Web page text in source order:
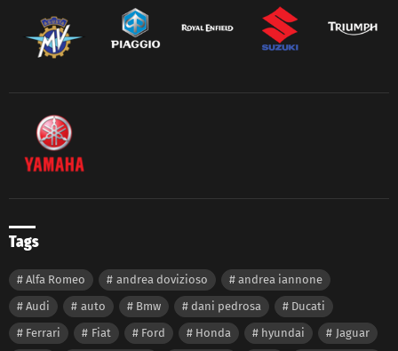
Tags
Alfa Romeo andrea dovizioso
andrea iannone
Audi
auto Bmw dani pedrosa
Ducati
Ferrari
Fiat Ford Honda hyundai
Jaguar